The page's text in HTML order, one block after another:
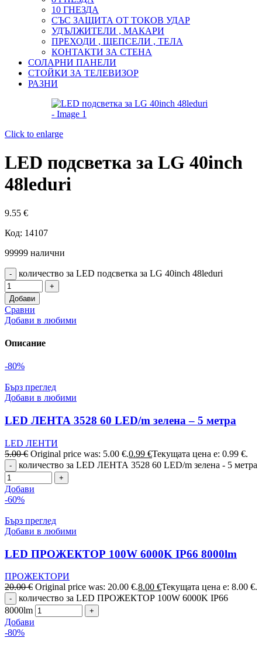
10 ГНЕЗДА
СЪС ЗАЩИТА ОТ ТОКОВ УДАР
УДЪЛЖИТЕЛИ , МАКАРИ
ПРЕХОДИ , ЩЕПСЕЛИ , ТЕЛА
КОНТАКТИ ЗА СТЕНА
СОЛАРНИ ПАНЕЛИ
СТОЙКИ ЗА ТЕЛЕВИЗОР
РАЗНИ
Click to enlarge
LED подсветка за LG 40inch
48leduri
9.55 €
Код: 14107
99999 налични
количество за LED подсветка за LG 40inch 48leduri
Добави
Сравни
Добави в любими
Описание
-80%
Бърз преглед
Добави в любими
LED ЛЕНТА 3528 60 LED/m зелена – 5 метра
LED ЛЕНТИ
5.00€ Original price was: 5.00 €.0.99 €Текущата цена е: 0.99 €.
количество за LED ЛЕНТА 3528 60 LED/m зелена - 5 метра
Добави
-60%
Бърз преглед
Добави в любими
LED ПРОЖЕКТОР 100W 6000K IP66 8000lm
ПРОЖЕКТОРИ
20.00€ Original price was: 20.00 €.8.00 €Текущата цена е: 8.00 €.
количество за LED ПРОЖЕКТОР 100W 6000K IP66
8000lm
Добави
-80%